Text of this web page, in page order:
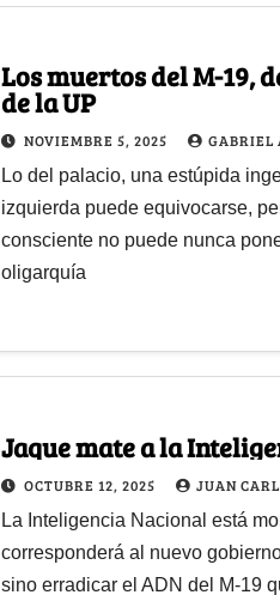
Los muertos del M-19,
de la UP
NOVIEMBRE 5, 2025 GABRIEL
Lo del palacio, una estúpida
izquierda puede equivocarse,
consciente no puede nunca
oligarquía
Jaque mate a la
OCTUBRE 12, 2025 JUAN
La Inteligencia Nacional está
corresponderá al nuevo
sino erradicar el ADN del M-19